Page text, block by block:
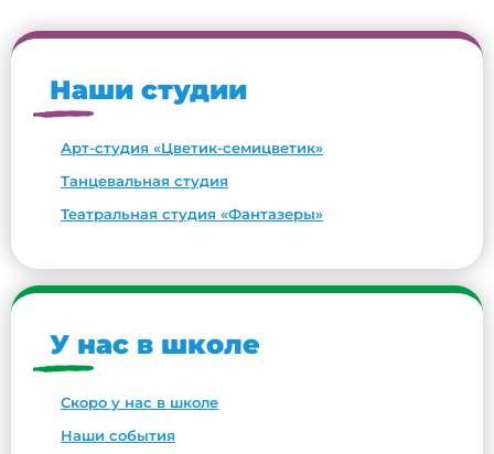
Наши студии
Арт-студия «Цветик-семицветик»
Танцевальная студия
Театральная студия «Фантазеры»
У нас в школе
Скоро у нас в школе
Наши события